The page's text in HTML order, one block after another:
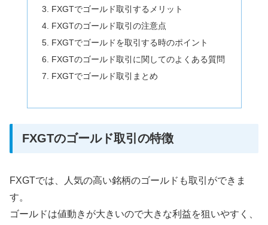
FXGTでゴールド取引するメリット
FXGTのゴールド取引の注意点
FXGTでゴールドを取引する時のポイント
FXGTのゴールド取引に関してのよくある質問
FXGTでゴールド取引まとめ
FXGTのゴールド取引の特徴
FXGTでは、人気の高い銘柄のゴールドも取引ができま
す。
ゴールドは値動きが大きいので大きな利益を狙いやすく、